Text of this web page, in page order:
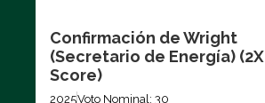
Confirmación de Wright
(Secretario de Energía) (2X
Score)
2025Voto Nominal: 30